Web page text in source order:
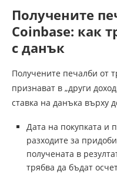
Получените
Coinbase: как
с данък
Получените печалби от
признават в „други
ставка на данъка върху
Дата на покупката и
разходите за
получената в
трябва да бъдат